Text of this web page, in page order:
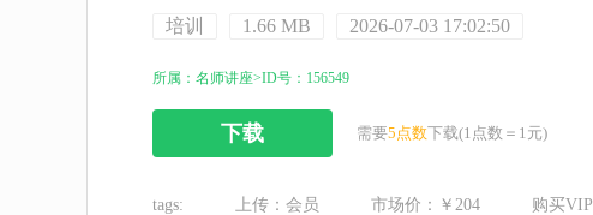
培训
1.66 MB 2026-07-03 17:02:50
所属：名师讲座>ID号：156549
下载 需要5点数下载(1点数＝1元)
tags: 上传：会员 市场价：￥204 购买VIP